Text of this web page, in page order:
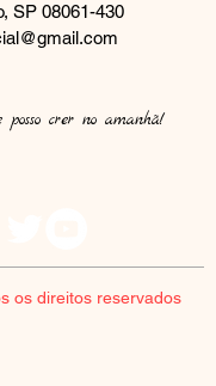
SP 08061-430
posso crer no amanhã!​
os direitos reservados